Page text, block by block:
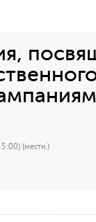
(местн.)